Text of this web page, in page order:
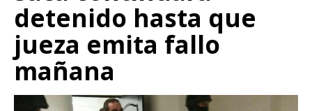
detenido hasta que
jueza emita fallo
mañana